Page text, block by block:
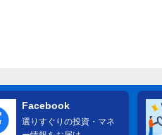
Facebook
選りすぐりの投資・マネ